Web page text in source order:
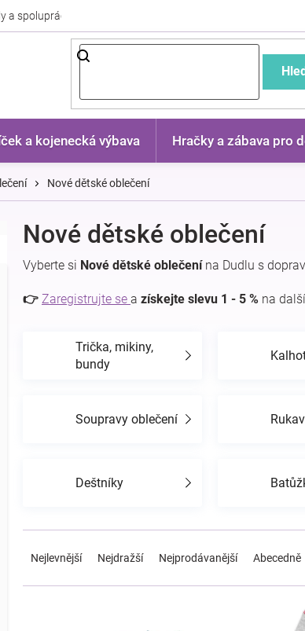
a spolupráce
a kojenecká výbava Hračky a zábava pro
Nové dětské oblečení
Nové dětské oblečení
Vyberte si Nové dětské oblečenína Dudlu s
👉 Zaregistrujte se a získejte slevu 1 - 5 % na
Trička, mikiny,
bundy
Soupravy oblečení
Deštníky
e
Nejlevnější Nejdražší Nejprodávanější Abecedně